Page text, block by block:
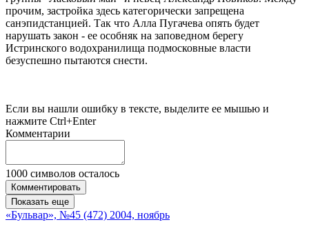
прочим, застройка здесь категорически запрещена
санэпидстанцией. Так что Алла Пугачева опять будет
нарушать закон - ее особняк на заповедном берегу
Истринского водохранилища подмосковные власти
безуспешно пытаются снести.
Если вы нашли ошибку в тексте, выделите ее мышью и
нажмите Ctrl+Enter
Комментарии
1000 символов осталось
Комментировать
Показать еще
«Бульвар», №45 (472) 2004, ноябрь